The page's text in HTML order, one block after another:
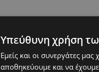
Υπεύθυνη χρήση
Εμείς και οι συνεργάτες
αποθηκεύουμε και να